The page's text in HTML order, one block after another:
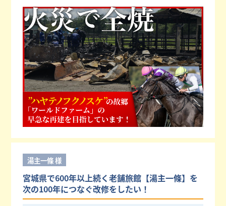
湯主一條 様
宮城県で600年以上続く老舗旅館【湯主一條】を
次の100年につなぐ改修をしたい！